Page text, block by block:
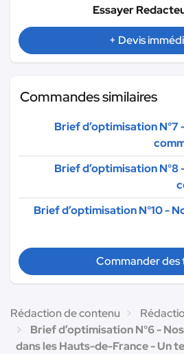
Essayer
+ Devis
Commandes similaires
Brief d’optimisation
Brief d’optimisation
Brief d’optimisation N°10 -
Commander des
Rédaction de contenu
Brief d’optimisation N°6 -
dans les Hauts-de-France - Un